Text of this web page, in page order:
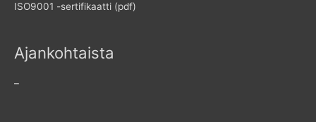
ISO9001 -sertifikaatti (pdf)
Ajankohtaista
–